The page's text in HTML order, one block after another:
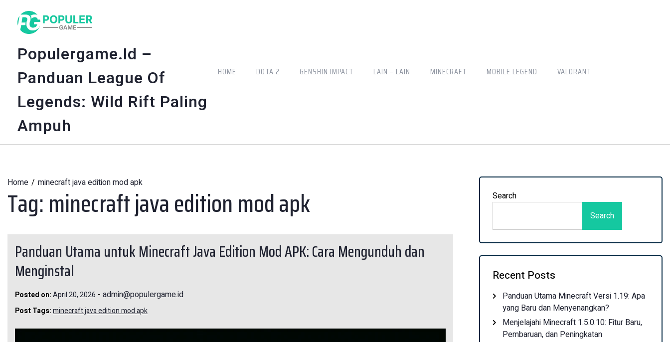
content
Populergame.id –
Panduan League Of
Legends: Wild Rift Paling
Ampuh
HOME DOTA 2 GENSHIN IMPACT LAIN – LAIN MINECRAFT MOBILE LEGEND VALORANT
Home minecraft java edition mod apk
Tag:minecraft java edition mod apk
Panduan Utama untuk Minecraft Java Edition Mod APK: Cara Mengunduh dan
Menginstal
Posted on:April 20, 2026 - admin@populergame.id
Post Tags:minecraft java edition mod apk
Search
Search
Recent Posts
Panduan Utama Minecraft Versi 1.19: Apa
yang Baru dan Menyenangkan?
Menjelajahi Minecraft 1.5.0.10: Fitur Baru,
Pembaruan, dan Peningkatan